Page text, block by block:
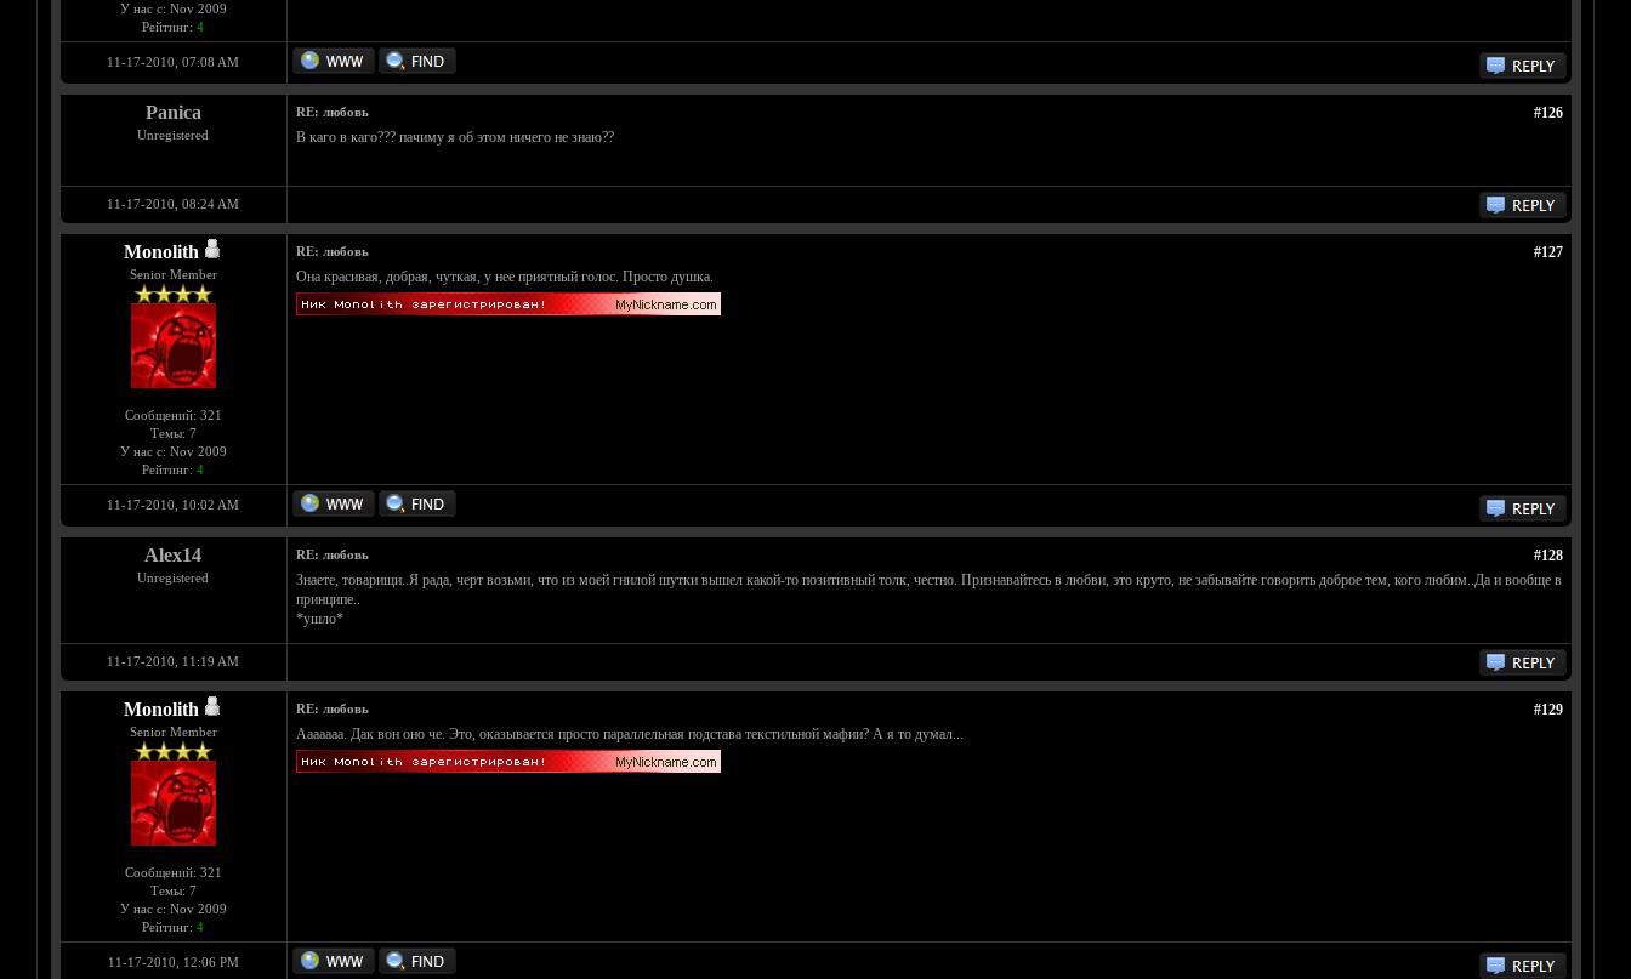
У нас с: Nov 2009
Рейтинг: 4
11-17-2010, 07:08 AM
Panica
Unregistered
#126
RE: любовь
В каго в каго??? пачиму я об этом ничего не знаю??
11-17-2010, 08:24 AM
Monolith
Senior Member
Сообщений: 321
Темы: 7
У нас с: Nov 2009
Рейтинг: 4
#127
RE: любовь
Она красивая, добрая, чуткая, у нее приятный голос. Просто душка.
11-17-2010, 10:02 AM
Alex14
Unregistered
#128
RE: любовь
Знаете, товарищи..Я рада, черт возьми, что из моей гнилой шутки вышел какой-то позитивный толк, честно. Признавайтесь в любви, это круто, не забывайте говорить доброе тем, кого любим..Да и вообще в
принципе..
*ушло*
11-17-2010, 11:19 AM
Monolith
Senior Member
Сообщений: 321
Темы: 7
У нас с: Nov 2009
Рейтинг: 4
#129
RE: любовь
Ааааааа. Дак вон оно че. Это, оказывается просто параллельная подстава текстильной мафии? А я то думал...
11-17-2010, 12:06 PM